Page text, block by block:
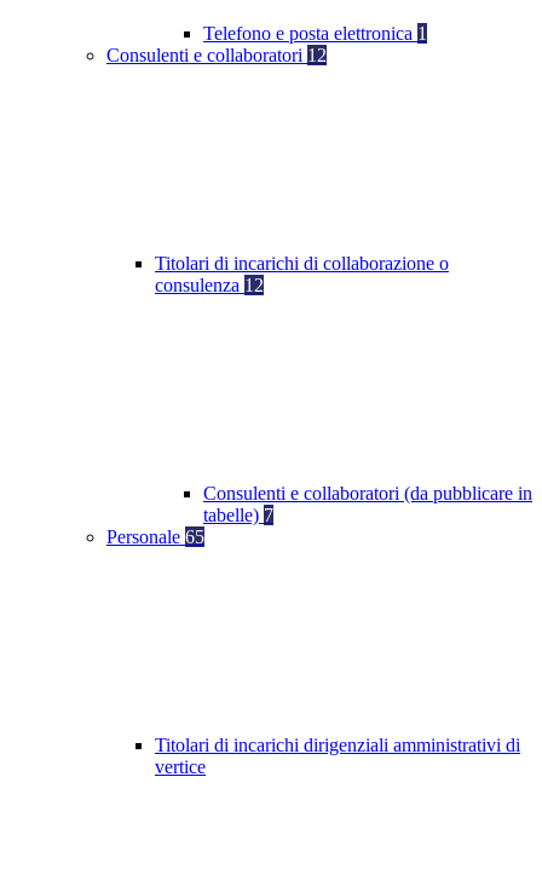
Telefono e posta elettronica 1
Consulenti e collaboratori 12
Titolari di incarichi di collaborazione o
consulenza 12
Consulenti e collaboratori (da pubblicare in
tabelle) 7
Personale 65
Titolari di incarichi dirigenziali amministrativi di
vertice